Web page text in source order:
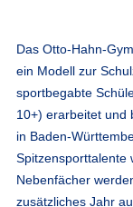
Das Otto-Hahn-
ein Modell zur
sportbegabte
10+) erarbeitet und
in Baden-
Spitzensporttalente
Nebenfächer
zusätzliches Jahr